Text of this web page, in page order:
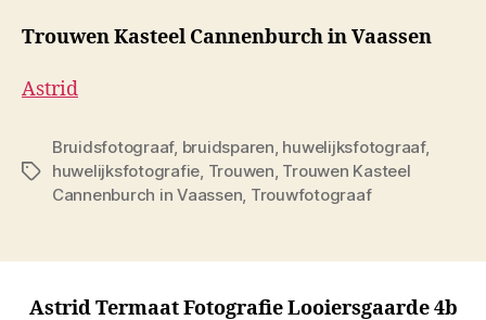
Trouwen Kasteel Cannenburch in Vaassen
Astrid
Tags
Bruidsfotograaf, bruidsparen, huwelijksfotograaf,
huwelijksfotografie, Trouwen, Trouwen Kasteel
Cannenburch in Vaassen, Trouwfotograaf
Astrid Termaat Fotografie Looiersgaarde 4b